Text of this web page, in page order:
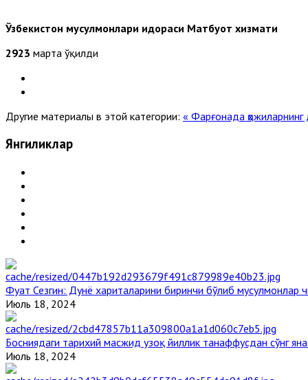
Ўзбекистон мусулмонлари идораси Матбуот хизмати
2923 марта ўқилди
Другие материалы в этой категории: « Фарғонада ҳожиларнинг
Янгиликлар
Фуат Сезгин: Дунё хариталарини биринчи бўлиб мусулмонлар
Июль 18, 2024
Босниядаги тарихий масжид узоқ йиллик танаффусдан сўнг
Июль 18, 2024